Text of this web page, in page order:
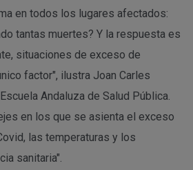
en todos los lugares afectados:
tantas muertes? Y la respuesta es
situaciones de exceso de
factor", ilustra Joan Carles
Andaluza de Salud Pública.
en los que se asienta el exceso
las temperaturas y los
sanitaria".